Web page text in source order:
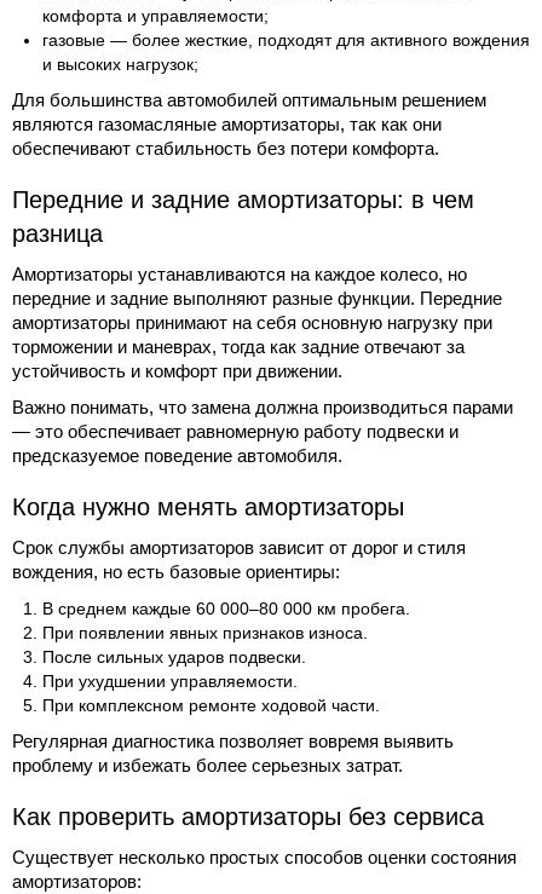
комфорта и управляемости;
газовые — более жесткие, подходят для активного вождения
и высоких нагрузок;
Для большинства автомобилей оптимальным решением
являются газомасляные амортизаторы, так как они
обеспечивают стабильность без потери комфорта.
Передние и задние амортизаторы: в чем
разница
Амортизаторы устанавливаются на каждое колесо, но
передние и задние выполняют разные функции. Передние
амортизаторы принимают на себя основную нагрузку при
торможении и маневрах, тогда как задние отвечают за
устойчивость и комфорт при движении.
Важно понимать, что замена должна производиться парами
— это обеспечивает равномерную работу подвески и
предсказуемое поведение автомобиля.
Когда нужно менять амортизаторы
Срок службы амортизаторов зависит от дорог и стиля
вождения, но есть базовые ориентиры:
В среднем каждые 60 000–80 000 км пробега.
При появлении явных признаков износа.
После сильных ударов подвески.
При ухудшении управляемости.
При комплексном ремонте ходовой части.
Регулярная диагностика позволяет вовремя выявить
проблему и избежать более серьезных затрат.
Как проверить амортизаторы без сервиса
Существует несколько простых способов оценки состояния
амортизаторов: